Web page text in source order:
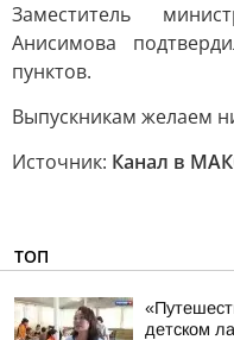
Заместитель
Анисимова
пунктов.
Выпускникам желаем
Источник: Канал в
ТОП
детском